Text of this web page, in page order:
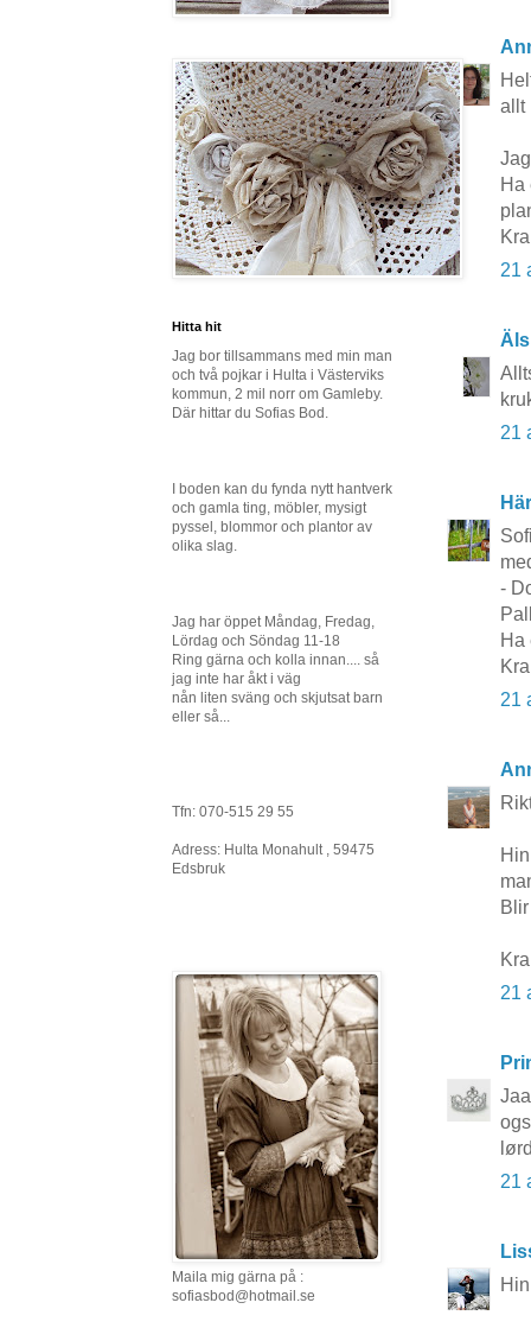
allt
Ha
21
21
-
Ha
21
21
21
Hitta hit
Jag bor tillsammans med min man
och två pojkar i Hulta i Västerviks
kommun, 2 mil norr om Gamleby.
Där hittar du Sofias Bod.
I boden kan du fynda nytt hantverk
och gamla ting, möbler, mysigt
pyssel, blommor och plantor av
olika slag.
Jag har öppet Måndag, Fredag,
Lördag och Söndag 11-18
Ring gärna och kolla innan.... så
jag inte har åkt i väg
nån liten sväng och skjutsat barn
eller så...
Tfn: 070-515 29 55
Adress: Hulta Monahult , 59475
Edsbruk
Maila mig gärna på :
sofiasbod@hotmail.se